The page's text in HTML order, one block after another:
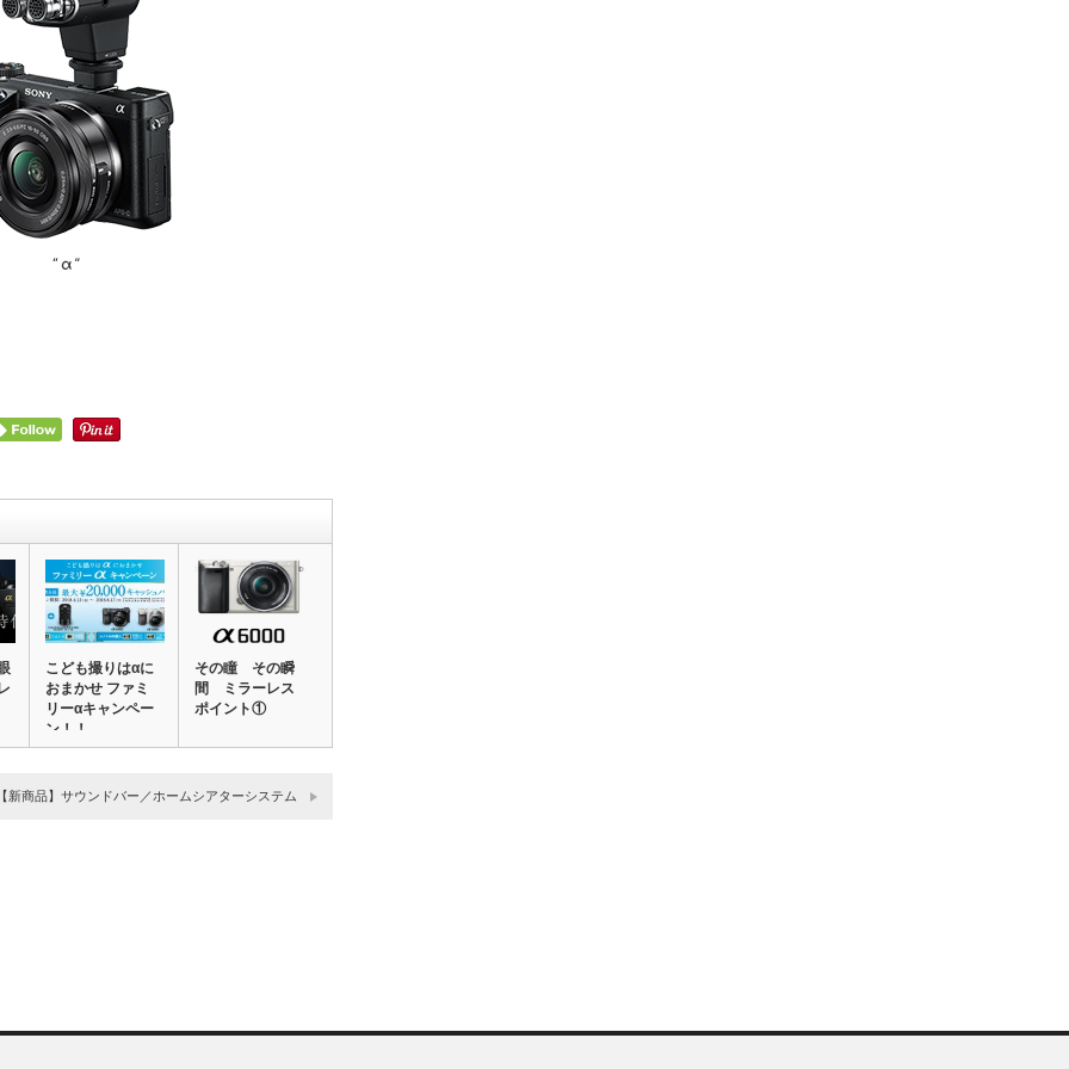
こども撮りはαに
おまかせ ファミ
リーαキャンペー
ン！！
その瞳 その瞬
間 ミラーレス
ポイント①
新商品】サウンドバー／ホームシアターシステム